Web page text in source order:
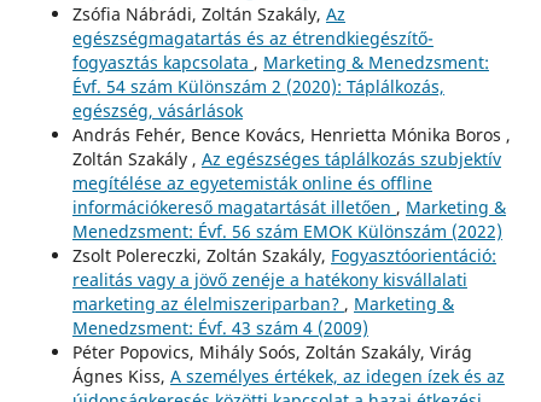
Zsófia Nábrádi, Zoltán Szakály, Az
egészségmagatartás és az étrendkiegészítő-
fogyasztás kapcsolata , Marketing & Menedzsment:
Évf. 54 szám Különszám 2 (2020): Táplálkozás,
egészség, vásárlások
András Fehér, Bence Kovács, Henrietta Mónika Boros ,
Zoltán Szakály , Az egészséges táplálkozás szubjektív
megítélése az egyetemisták online és offline
információkereső magatartását illetően , Marketing &
Menedzsment: Évf. 56 szám EMOK Különszám (2022)
Zsolt Polereczki, Zoltán Szakály, Fogyasztóorientáció:
realitás vagy a jövő zenéje a hatékony kisvállalati
marketing az élelmiszeriparban? , Marketing &
Menedzsment: Évf. 43 szám 4 (2009)
Péter Popovics, Mihály Soós, Zoltán Szakály, Virág
Ágnes Kiss, A személyes értékek, az idegen ízek és az